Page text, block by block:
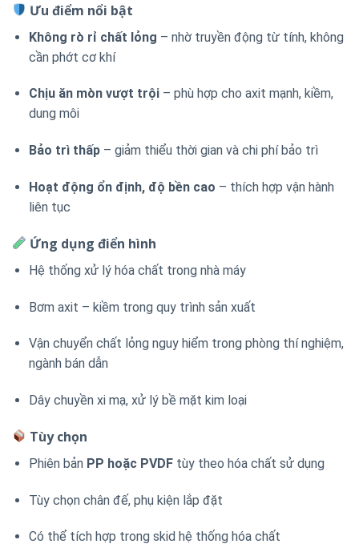
Ưu điểm nổi bật
Không rò rỉ chất lỏng – nhờ truyền động từ tính, không
cần phớt cơ khí
Chịu ăn mòn vượt trội– phù hợp cho axit mạnh, kiềm,
dung môi
Bảo trì thấp– giảm thiểu thời gian và chi phí bảo trì
Hoạt động ổn định, độ bền cao – thích hợp vận hành
liên tục
Ứng dụng điển hình
Hệ thống xử lý hóa chất trong nhà máy
Bơm axit – kiềm trong quy trình sản xuất
Vận chuyển chất lỏng nguy hiểm trong phòng thí nghiệm,
ngành bán dẫn
Dây chuyền xi mạ, xử lý bề mặt kim loại
Tùy chọn
Phiên bản PP hoặc PVDFtùy theo hóa chất sử dụng
Tùy chọn chân đế, phụ kiện lắp đặt
Có thể tích hợp trong skid hệ thống hóa chất